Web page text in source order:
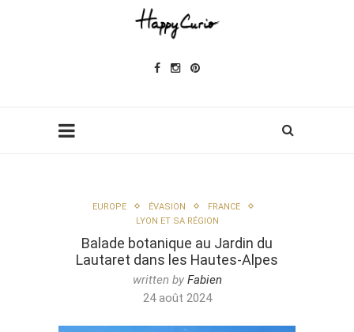
EUROPE ÉVASION
FRANCE
LYON ET SA RÉGION
Balade botanique au Jardin du
Lautaret dans les Hautes-Alpes
written by Fabien
24 août 2024